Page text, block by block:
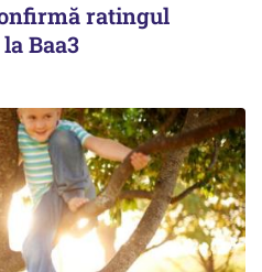
ratingul
Baa3